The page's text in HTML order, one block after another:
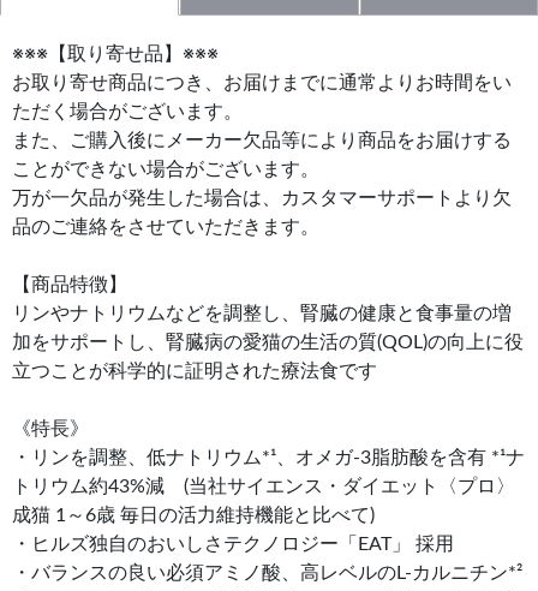
※※※【取り寄せ品】※※※
お取り寄せ商品につき、お届けまでに通常よりお時間をい
ただく場合がございます。
また、ご購入後にメーカー欠品等により商品をお届けする
ことができない場合がございます。
万が一欠品が発生した場合は、カスタマーサポートより欠
品のご連絡をさせていただきます。
【商品特徴】
リンやナトリウムなどを調整し、腎臓の健康と食事量の増
加をサポートし、腎臓病の愛猫の生活の質(QOL)の向上に役
立つことが科学的に証明された療法食です
《特長》
・リンを調整、低ナトリウム*¹、オメガ-3脂肪酸を含有 *¹ナ
トリウム約43%減 (当社サイエンス・ダイエット〈プロ〉
成猫 1～6歳 毎日の活力維持機能と比べて)
・ヒルズ独自のおいしさテクノロジー「EAT」 採用
・バランスの良い必須アミノ酸、高レベルのL-カルニチン*²